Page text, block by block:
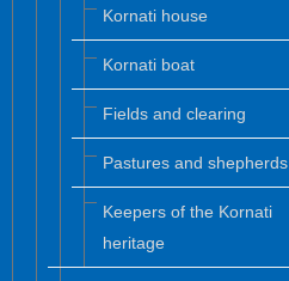
Kornati house
Kornati boat
Fields and clearing
Pastures and shepherds
Keepers of the Kornati
heritage